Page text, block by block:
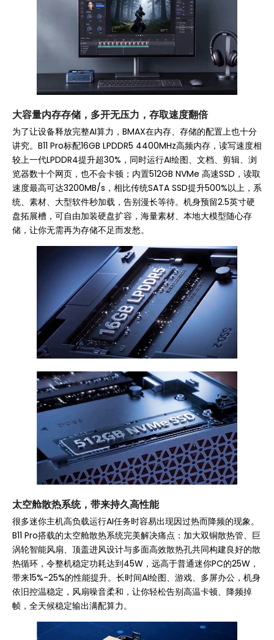
大容量内存存储，多开无压力，存取速度翻倍
为了让设备释放完整AI算力，BMAX在内存、存储的配置上也十分
讲究。B11 Pro标配16GB LPDDR5 4400MHz高频内存，读写速度相
较上一代LPDDR4提升超30%，同时运行AI绘图、文档、剪辑、浏
览器数十个网页，也不会卡顿；内置512GB NVMe 高速SSD，读取
速度最高可达3200MB/s，相比传统SATA SSD提升500%以上，系
统、素材、大型软件秒加载，告别漫长等待。机身预留2.5英寸硬
盘拓展槽，可自由加装硬盘扩容，海量素材、本地大模型随心存
储，让你无需再为存储不足而发愁。
太空舱散热系统，带来持久高性能
很多迷你主机高负载运行AI任务时容易出现因过热而降频的现象。
B11 Pro搭载的太空舱散热系统完美解决痛点：加大双铜散热管、巨
涡轮智能风扇、顶盖进风设计与多面高效散热孔共同构建良好的散
热循环，令整机稳定功耗达到45W，远高于普通迷你PC的25W，
带来15%-25%的性能提升。长时间AI绘图、游戏、多屏办公，机身
依旧控温稳定，风扇噪音柔和，让你轻松告别高温卡顿、降频掉
帧，全天候稳定输出满配算力。